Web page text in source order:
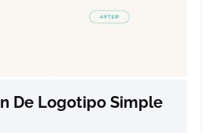
De Logotipo Simple